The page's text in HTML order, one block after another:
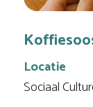
Locatie
Sociaal